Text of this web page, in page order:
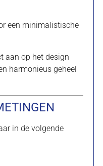
een minimalistische
aan op het design
harmonieus geheel
in de volgende